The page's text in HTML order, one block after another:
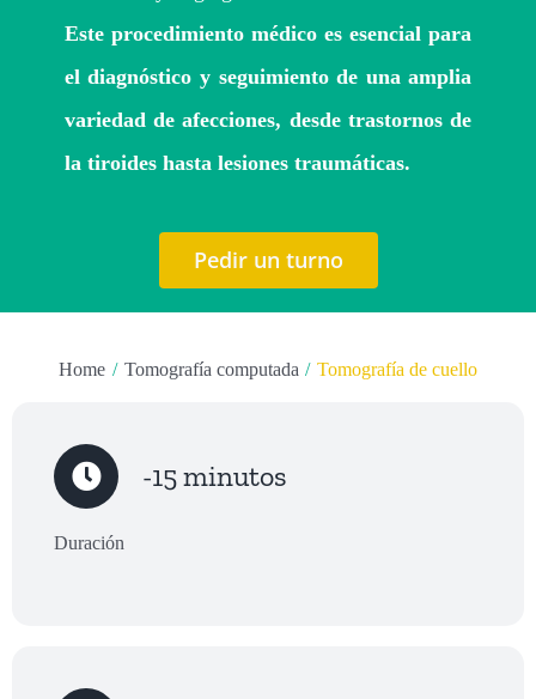
Este procedimiento médico es esencial para
el diagnóstico y seguimiento de una amplia
variedad de afecciones, desde trastornos de
la tiroides hasta lesiones traumáticas.
Pedir un turno
Home Tomografía computada Tomografía de cuello
-15 minutos
Duración